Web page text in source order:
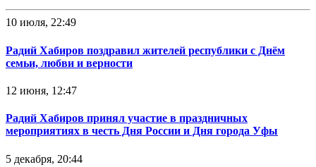
10 июля, 22:49
Радий Хабиров поздравил жителей республики с Днём
семьи, любви и верности
12 июня, 12:47
Радий Хабиров принял участие в праздничных
мероприятиях в честь Дня России и Дня города Уфы
5 декабря, 20:44